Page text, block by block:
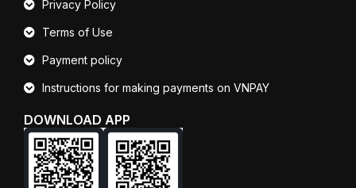
Privacy Policy
Terms of Use
Payment policy
Instructions for making payments on VNPAY
DOWNLOAD APP